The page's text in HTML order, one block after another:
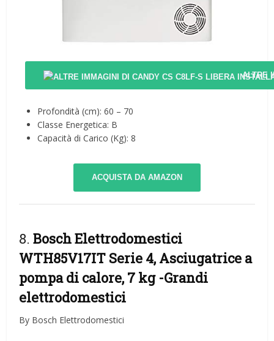
ALTRE
Profondità (cm): 60 – 70
Classe Energetica: B
Capacità di Carico (Kg): 8
ACQUISTA DA AMAZON
8.Bosch Elettrodomestici
WTH85V17IT Serie 4, Asciugatrice a
pompa di calore, 7 kg -Grandi
elettrodomestici
By Bosch Elettrodomestici